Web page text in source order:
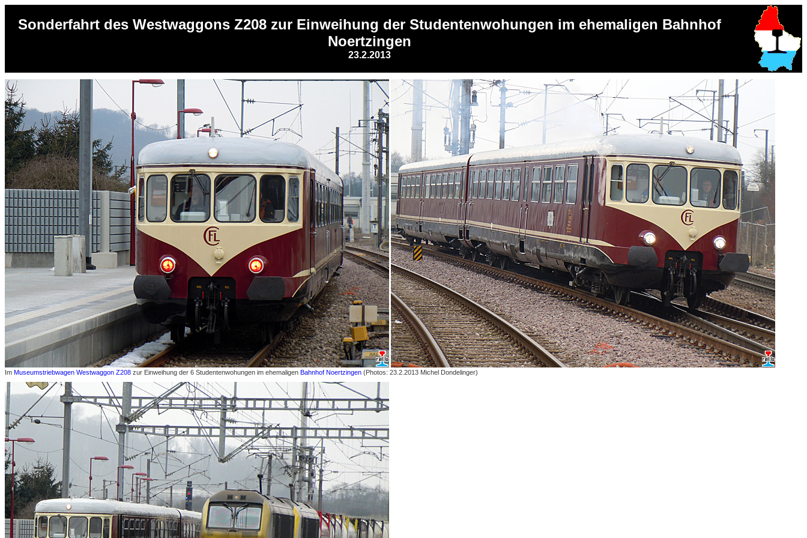
Sonderfahrt des Westwaggons Z208 zur Einweihung der Studentenwohungen im ehemaligen Bahnhof
Noertzingen
23.2.2013
Im Museumstriebwagen Westwaggon Z208 zur Einweihung der 6 Studentenwohungen im ehemaligen Bahnhof Noertzingen (Photos: 23.2.2013 Michel Dondelinger)